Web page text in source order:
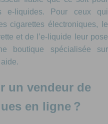
e-liquides. Pour ceux qui
cigarettes électroniques, le
et de l’e-liquide leur pose
boutique spécialisée sur
un vendeur de
en ligne ?